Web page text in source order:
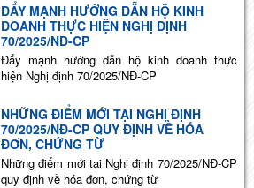
ĐẨY MẠNH HƯỚNG DẪN HỘ KINH
DOANH THỰC HIỆN NGHỊ ĐỊNH
70/2025/NĐ-CP
Đẩy mạnh hướng dẫn hộ kinh doanh thực
hiện Nghị định 70/2025/NĐ-CP
NHỮNG ĐIỂM MỚI TẠI NGHỊ ĐỊNH
70/2025/NĐ-CP QUY ĐỊNH VỀ HÓA
ĐƠN, CHỨNG TỪ
Những điểm mới tại Nghị định 70/2025/NĐ-CP
quy định về hóa đơn, chứng từ